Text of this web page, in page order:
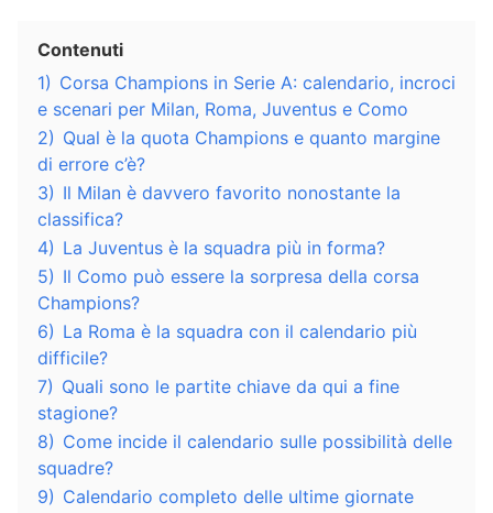
Contenuti
1) Corsa Champions in Serie A: calendario, incroci
e scenari per Milan, Roma, Juventus e Como
2) Qual è la quota Champions e quanto margine
di errore c’è?
3) Il Milan è davvero favorito nonostante la
classifica?
4) La Juventus è la squadra più in forma?
5) Il Como può essere la sorpresa della corsa
Champions?
6) La Roma è la squadra con il calendario più
difficile?
7) Quali sono le partite chiave da qui a fine
stagione?
8) Come incide il calendario sulle possibilità delle
squadre?
9) Calendario completo delle ultime giornate